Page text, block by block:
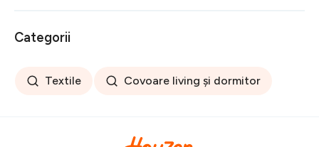
Categorii
Textile Covoare living și dormitor